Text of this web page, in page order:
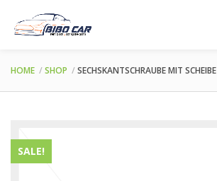
HOME SHOP SECHSKANTSCHRAUBE MIT SCHEIBE
SALE!